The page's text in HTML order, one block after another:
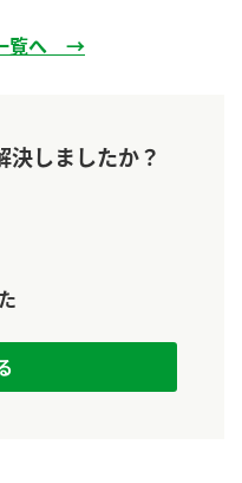
こと
り組み
一覧へ →
決しましたか？